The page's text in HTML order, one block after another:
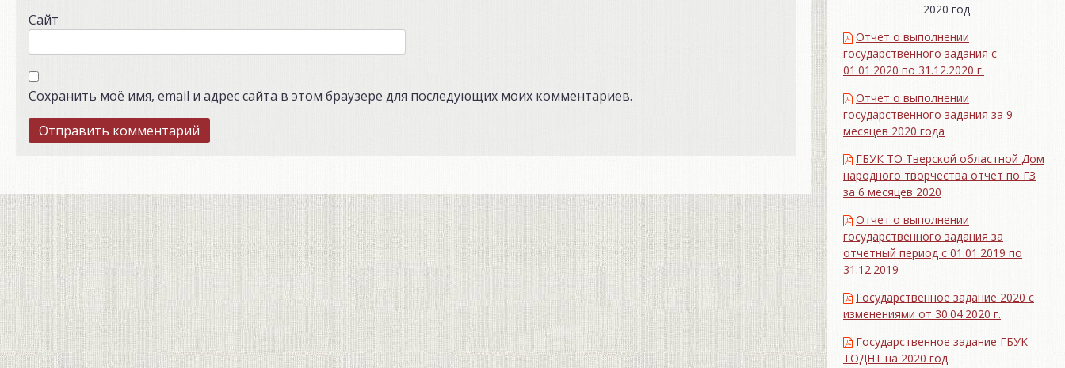
Сайт
Сохранить моё имя, email и адрес сайта в этом браузере для последующих моих комментариев.
2020 год
Отчет о выполнении
государственного задания с
01.01.2020 по 31.12.2020 г.
Отчет о выполнении
государственного задания за 9
месяцев 2020 года
ГБУК ТО Тверской областной Дом
народного творчества отчет по ГЗ
за 6 месяцев 2020
Отчет о выполнении
государственного задания за
отчетный период с 01.01.2019 по
31.12.2019
Государственное задание 2020 с
изменениями от 30.04.2020 г.
Государственное задание ГБУК
ТОДНТ на 2020 год